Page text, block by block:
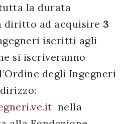
la durata
diritto ad acquisire 3
iscritti agli
si iscriveranno
degli Ingegneri
nella